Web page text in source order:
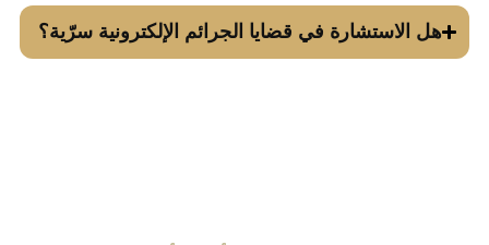
هل الاستشارة في قضايا الجرائم الإلكترونية سرّية؟